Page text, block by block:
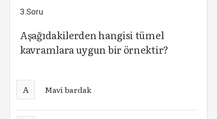
3.Soru
Aşağıdakilerden hangisi tümel
kavramlara uygun bir örnektir?
A Mavi bardak